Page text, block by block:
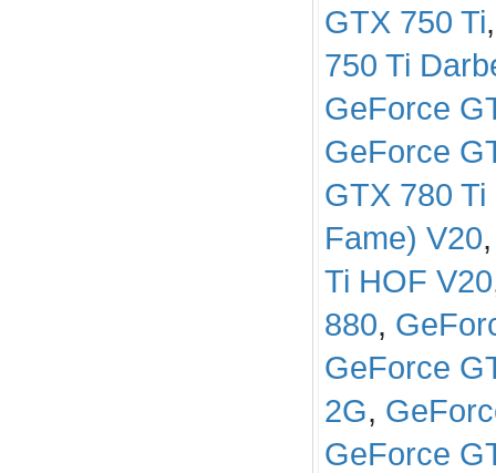
GTX 750 Ti
750 Ti
GeForce
GeForce
GTX 780
Fame) V20
Ti HOF V20
880,
GeForce
2G,
GeForce